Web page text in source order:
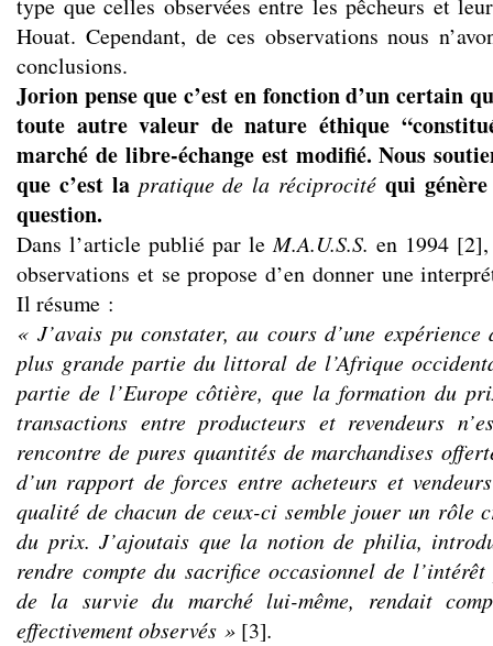
type que celles observées entre les pêcheurs et
Houat. Cependant, de ces observations nous
conclusions.
Jorion pense que c’est en fonction d’un certain
toute autre valeur de nature éthique
marché de libre-échange est modifié. Nous
que c’est la pratique de la réciprocité qui
question.
Dans l’article publié par leM.A.U.S.S. en 1994
observations et se propose d’en donner une
Il résume :
« J’avais pu constater, au cours d’une
plus grande partie du littoral de l’Afrique
partie de l’Europe côtière, que la formation du
transactions entre producteurs et revendeurs
rencontre de pures quantités de marchandises
d’un rapport de forces entre acheteurs et
qualité de chacun de ceux-ci semble jouer un rôle
du prix. J’ajoutais que la notion de philia,
rendre compte du sacrifice occasionnel de
de la survie du marché lui-même, rendait
effectivement observés » [3].